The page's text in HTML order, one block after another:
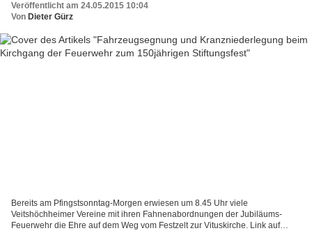
Veröffentlicht am 24.05.2015 10:04
Von Dieter Gürz
Bereits am Pfingstsonntag-Morgen erwiesen um 8.45 Uhr viele
Veitshöchheimer Vereine mit ihren Fahnenabordnungen der Jubiläums-
Feuerwehr die Ehre auf dem Weg vom Festzelt zur Vituskirche. Link auf